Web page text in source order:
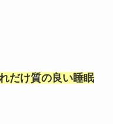
だけ質の良い睡眠